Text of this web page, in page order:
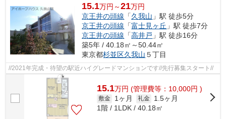
15.1万円～21万円
京王井の頭線 「久我山 」駅 徒歩5分
京王井の頭線 「富士見ヶ丘 」駅 徒歩7分
京王井の頭線 「高井戸 」駅 徒歩16分
築5年 / 40.18㎡～50.44㎡
東京都杉並区久我山 ５丁目
//2021年完成・待望の駅近ハイグレードマンションです//先行募集スタート//
15.1万円 (管理費等：10,000円 )
敷金 1ヶ月 礼金
1.5ヶ月
1階 / 1LDK / 40.18㎡